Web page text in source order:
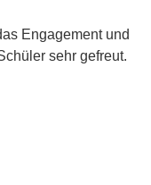
Engagement und
sehr gefreut.